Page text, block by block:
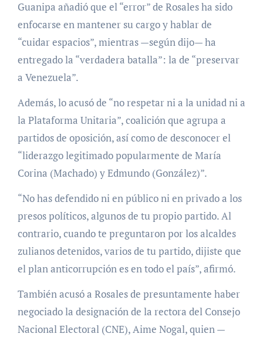
Guanipa añadió que el “error” de Rosales ha sido
enfocarse en mantener su cargo y hablar de
“cuidar espacios”, mientras —según dijo— ha
entregado la “verdadera batalla”: la de “preservar
a Venezuela”.
Además, lo acusó de “no respetar ni a la unidad ni a
la Plataforma Unitaria”, coalición que agrupa a
partidos de oposición, así como de desconocer el
“liderazgo legitimado popularmente de María
Corina (Machado) y Edmundo (González)”.
“No has defendido ni en público ni en privado a los
presos políticos, algunos de tu propio partido. Al
contrario, cuando te preguntaron por los alcaldes
zulianos detenidos, varios de tu partido, dijiste que
el plan anticorrupción es en todo el país”, afirmó.
También acusó a Rosales de presuntamente haber
negociado la designación de la rectora del Consejo
Nacional Electoral (CNE), Aime Nogal, quien —